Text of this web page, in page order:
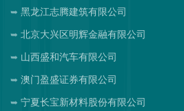
黑龙江志腾建筑有限公司
北京大兴区明辉金融有限公司
山西盛和汽车有限公司
澳门盈盛证券有限公司
宁夏长宝新材料股份有限公司